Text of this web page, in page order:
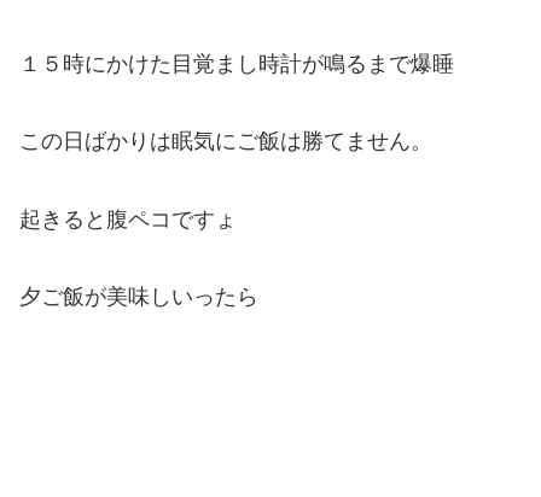
１５時にかけた目覚まし時計が鳴るまで爆睡
この日ばかりは眠気にご飯は勝てません。
起きると腹ペコですょ
夕ご飯が美味しいったら